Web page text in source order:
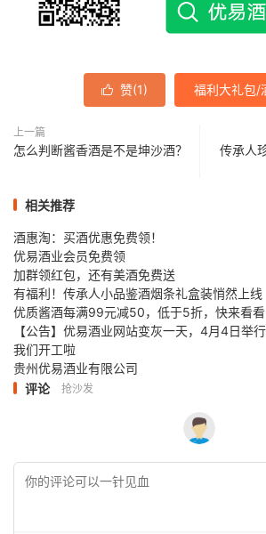
 赞(1) 福利大礼包/
上一篇
怎么判断酱香酒是不是坤沙酒？
传承人
相关推荐
酒惠淘：买酒优惠免费领！
优易酒业会员免费领
加群领红包，还有美酒免费送
有福利！传承人小品鉴酒烟条礼盒装悄然上线
优质酱酒每满99元减50，低于5折，快来看
【公告】优易酒业网站变灰一天，4月4日举
我们开工啦
贵州优易酒业有限公司
评论
抢沙发